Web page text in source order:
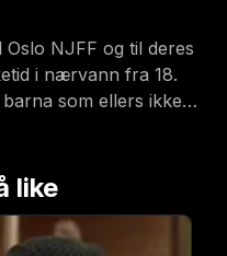
NJFF og til deres
i nærvann fra 18.
som ellers ikke
med NJFF
like